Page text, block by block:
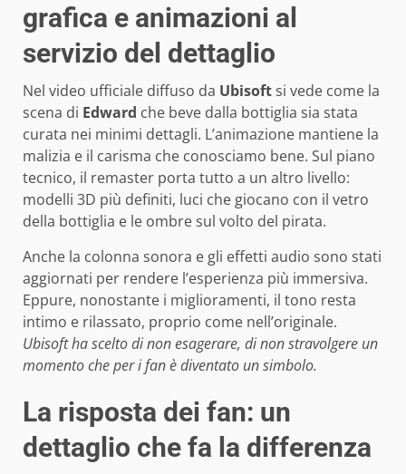
grafica e animazioni al
servizio del dettaglio
Nel video ufficiale diffuso da Ubisoftsi vede come la
scena di Edward che beve dalla bottiglia sia stata
curata nei minimi dettagli. L’animazione mantiene la
malizia e il carisma che conosciamo bene. Sul piano
tecnico, il remaster porta tutto a un altro livello:
modelli 3D più definiti, luci che giocano con il vetro
della bottiglia e le ombre sul volto del pirata.
Anche la colonna sonora e gli effetti audio sono stati
aggiornati per rendere l’esperienza più immersiva.
Eppure, nonostante i miglioramenti, il tono resta
intimo e rilassato, proprio come nell’originale.
Ubisoft ha scelto di non esagerare, di non stravolgere un
momento che per i fan è diventato un simbolo.
La risposta dei fan: un
dettaglio che fa la differenza